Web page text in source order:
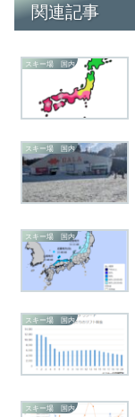
関連記事
スキー場 国内
スキー場 国内
スキー場 国内
スキー場 国内
スキー場 国内